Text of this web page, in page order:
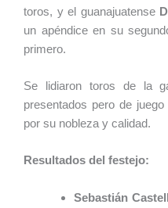
toros, y el guanajuatense
un apéndice en su
primero.
Se lidiaron toros de la
presentados pero de
por su nobleza y calidad.
Resultados del festejo:
Sebastián